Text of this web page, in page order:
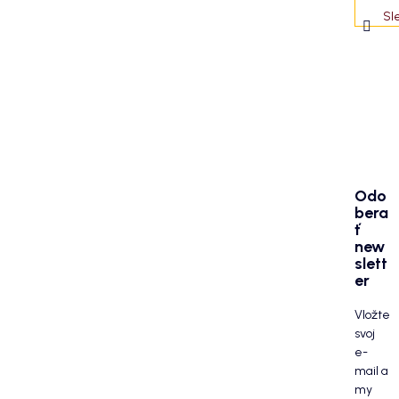
Odo
bera
ť
new
slett
er
Vložte
svoj
e-
mail a
my